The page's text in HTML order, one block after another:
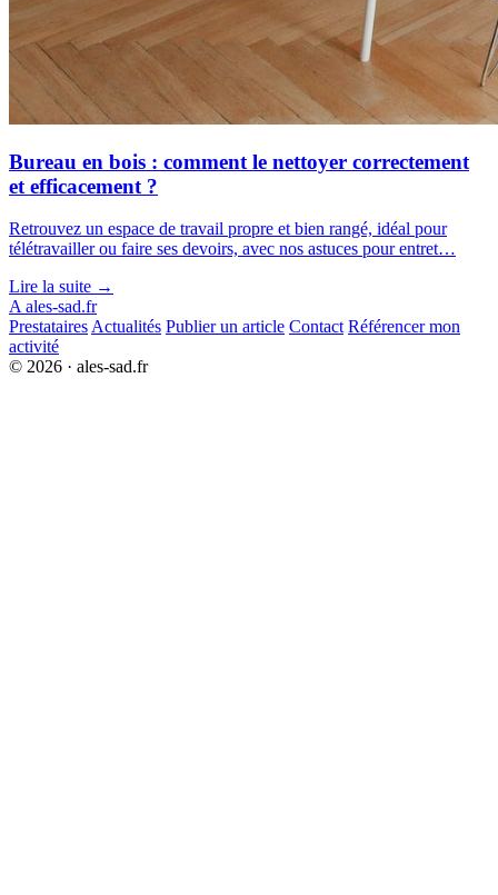
Bureau en bois : comment le nettoyer correctement
et efficacement ?
Retrouvez un espace de travail propre et bien rangé, idéal pour
télétravailler ou faire ses devoirs, avec nos astuces pour entret…
Lire la suite →
A ales-sad.fr
Prestataires Actualités Publier un article Contact Référencer mon
activité
© 2026 · ales-sad.fr